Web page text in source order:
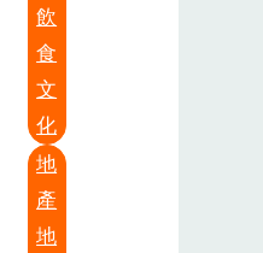
飲
食
文
化
地
產
地